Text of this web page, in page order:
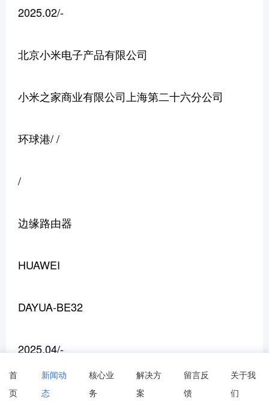
首
页
新闻动
态
核心业
务
解决方
案
留言反
馈
关于我
们
2025.02/-
北京小米电子产品有限公司
小米之家商业有限公司上海第二十六分公司
环球港/ /
/
边缘路由器
HUAWEI
DAYUA-BE32
2025.04/-
华为终端有限公司